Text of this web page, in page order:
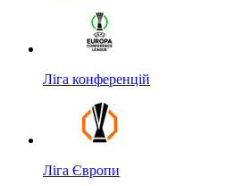
Ліга конференцій
Ліга Європи